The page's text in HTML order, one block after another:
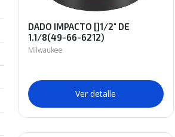
DADO IMPACTO []1/2" DE
1.1/8(49-66-6212)
Milwaukee
Ver detalle